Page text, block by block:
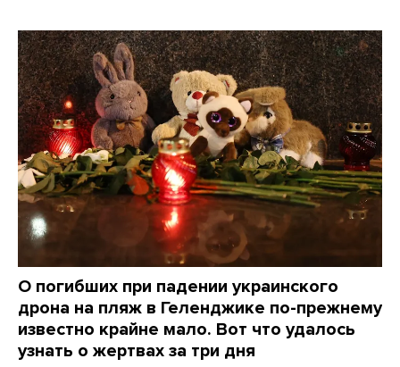
О погибших при падении украинского
дрона на пляж в Геленджике по-прежнему
известно крайне мало. Вот что удалось
узнать о жертвах за три дня